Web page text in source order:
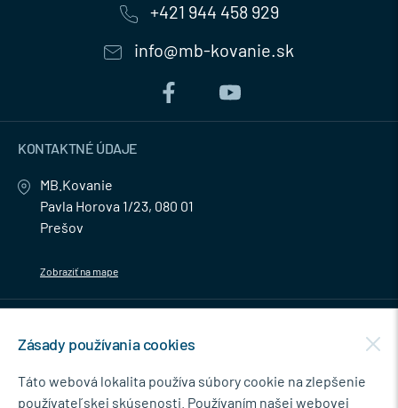
+421 944 458 929
info@mb-kovanie.sk
KONTAKTNÉ ÚDAJE
MB.Kovanie
Pavla Horova 1/23, 080 01
Prešov
Zobraziť na mape
NEWSLETTER
Zásady používania cookies
Táto webová lokalita používa súbory cookie na zlepšenie
používateľskej skúsenosti. Používaním našej webovej